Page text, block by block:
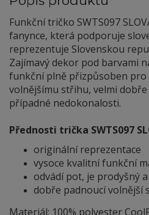
Funkční tričko SWTS097
fanynce, která podporuje
reprezentuje Slovenskou
Zajímavý dekor pod barvami
funkční plně přizpůsoben pro
volnějšímu střihu, velmi
případné nedokonalosti.
Přednosti trička SWTS097
originální reprezentace
vysoce kvalitní funkční
odvádí pot, je prodyšný
dobře padnoucí volnější
Materiál: 100% polyester